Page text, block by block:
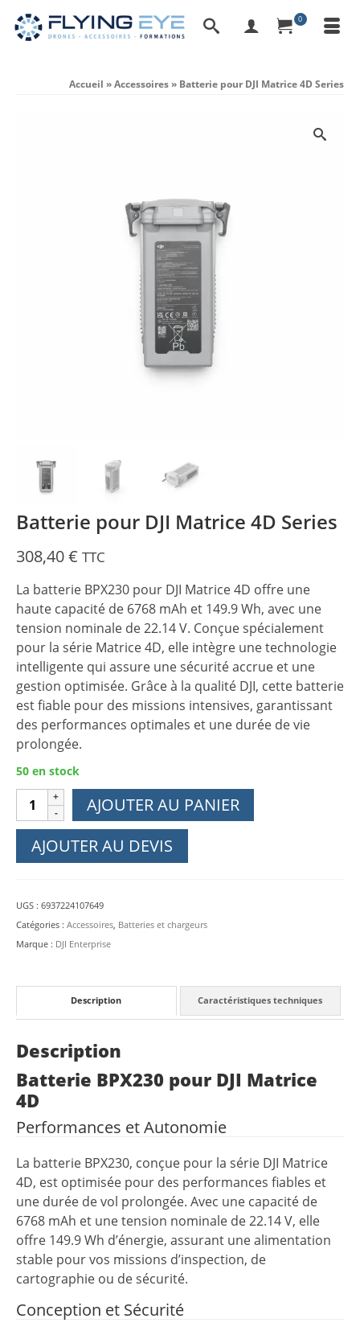
0
Accueil »Accessoires» Batterie pour DJI Matrice 4D Series
Batterie pour DJI Matrice 4D Series
308,40€ TTC
La batterie BPX230 pour DJI Matrice 4D offre une
haute capacité de 6768 mAh et 149.9 Wh, avec une
tension nominale de 22.14 V. Conçue spécialement
pour la série Matrice 4D, elle intègre une technologie
intelligente qui assure une sécurité accrue et une
gestion optimisée. Grâce à la qualité DJI, cette batterie
est fiable pour des missions intensives, garantissant
des performances optimales et une durée de vie
prolongée.
50 en stock
quantité
de
Batterie
pour
4D
Series
AJOUTER AU PANIER
AJOUTER AU DEVIS
UGS : 6937224107649
Catégories : Accessoires Batteries et chargeurs
Marque : DJI Enterprise
Description Caractéristiques techniques
Description
Batterie BPX230 pour DJI Matrice
4D
Performances et Autonomie
La batterie BPX230, conçue pour la série DJI Matrice
4D, est optimisée pour des performances fiables et
une durée de vol prolongée. Avec une capacité de
6768 mAh et une tension nominale de 22.14 V, elle
offre 149.9 Wh d’énergie, assurant une alimentation
stable pour vos missions d’inspection, de
cartographie ou de sécurité.
Conception et Sécurité